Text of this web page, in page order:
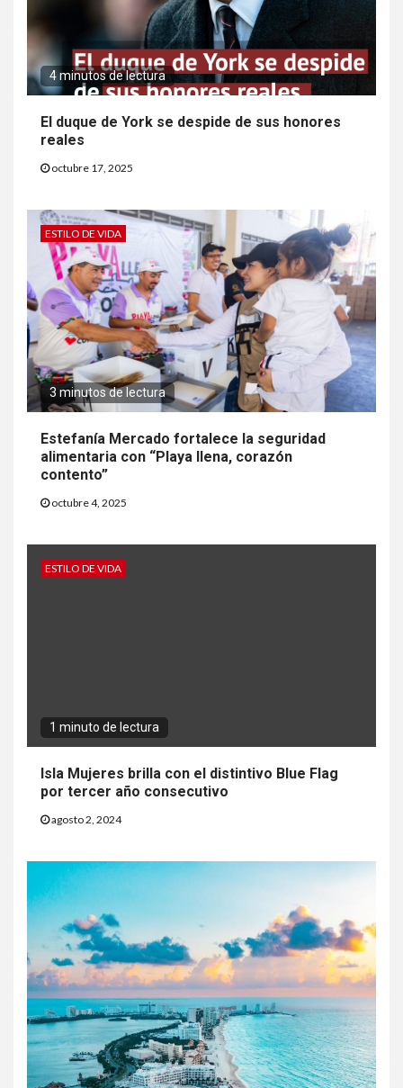
4 minutos de lectura
El duque de York se despide de sus honores
reales
octubre 17, 2025
ESTILO DE VIDA
3 minutos de lectura
Estefanía Mercado fortalece la seguridad
alimentaria con “Playa llena, corazón
contento”
octubre 4, 2025
ESTILO DE VIDA
1 minuto de lectura
Isla Mujeres brilla con el distintivo Blue Flag
por tercer año consecutivo
agosto 2, 2024